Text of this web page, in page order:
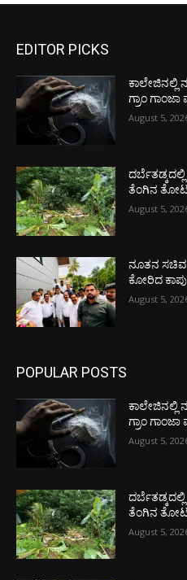
EDITOR PICKS
ಕಾಲೇಜಿನಲ್ಲಿ
ಗ್ರಾಂ ಗಾಂಜಾ
August 5,
ತೆಂಗಿನ ತೋಟ
August 5,
ನೂತನ
ಕೋರಿದ
August 5,
POPULAR POSTS
ಕಾಲೇಜಿನಲ್ಲಿ
ಗ್ರಾಂ ಗಾಂಜಾ
August 5,
ತೆಂಗಿನ ತೋಟ
August 5,